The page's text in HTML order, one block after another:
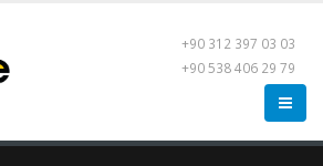
+90 312 397 03 03
+90 538 406 29 79